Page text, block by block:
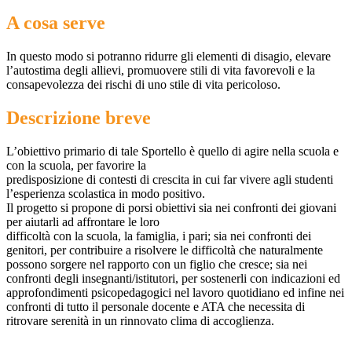
A cosa serve
In questo modo si potranno ridurre gli elementi di disagio, elevare
l’autostima degli allievi, promuovere stili di vita favorevoli e la
consapevolezza dei rischi di uno stile di vita pericoloso.
Descrizione breve
L’obiettivo primario di tale Sportello è quello di agire nella scuola e
con la scuola, per favorire la
predisposizione di contesti di crescita in cui far vivere agli studenti
l’esperienza scolastica in modo positivo.
Il progetto si propone di porsi obiettivi sia nei confronti dei giovani
per aiutarli ad affrontare le loro
difficoltà con la scuola, la famiglia, i pari; sia nei confronti dei
genitori, per contribuire a risolvere le difficoltà che naturalmente
possono sorgere nel rapporto con un figlio che cresce; sia nei
confronti degli insegnanti/istitutori, per sostenerli con indicazioni ed
approfondimenti psicopedagogici nel lavoro quotidiano ed infine nei
confronti di tutto il personale docente e ATA che necessita di
ritrovare serenità in un rinnovato clima di accoglienza.